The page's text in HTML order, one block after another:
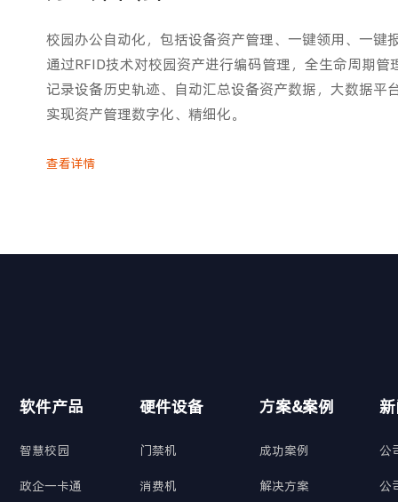
校园办公自动化，包括设备资产管理、一键领用、一键
通过RFID技术对校园资产进行编码管理，全生命周期管
记录设备历史轨迹、自动汇总设备资产数据，大数据平
实现资产管理数字化、精细化。
查看详情
软件产品
智慧校园
政企一卡通
硬件设备
门禁机
消费机
方案&案例
成功案例
解决方案
公
公